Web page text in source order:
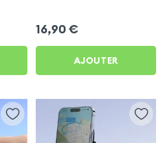
16,90 €
AJOUTER